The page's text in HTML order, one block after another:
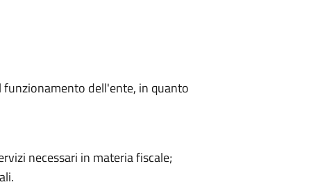
dell'ente, in quanto
necessari in materia fiscale;